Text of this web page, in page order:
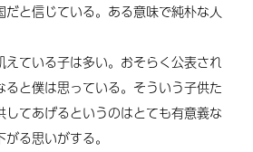
と信じている。ある意味で純朴な人
ている子は多い。おそらく公表され
と僕は思っている。そういう子供た
てあげるというのはとても有意義な
る思いがする。